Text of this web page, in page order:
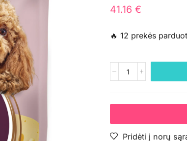
41.16 €
🔥 12 prekės
Pridėti į norų